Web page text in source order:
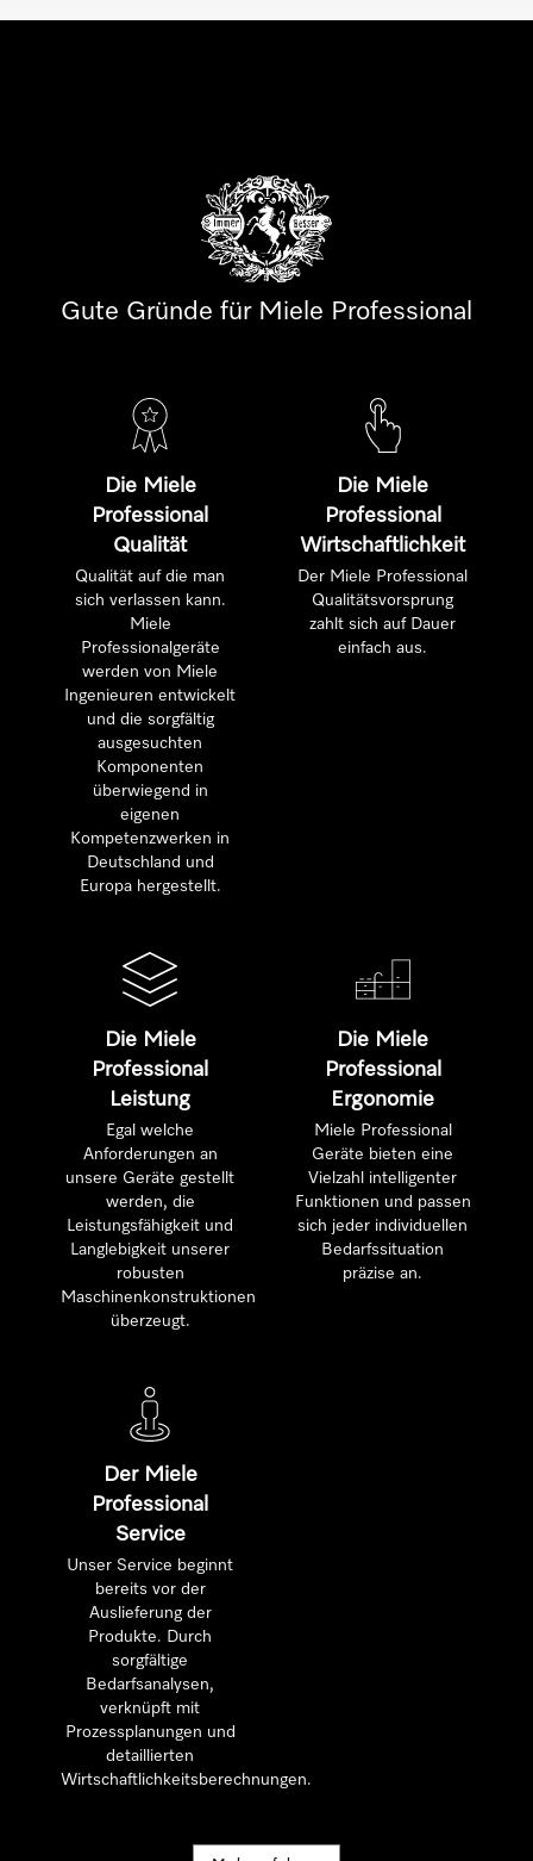
Gute Gründe für Miele Professional
Die Miele
Professional
Qualität
Qualität auf die man
sich verlassen kann.
Miele
Professionalgeräte
werden von Miele
Ingenieuren entwickelt
und die sorgfältig
ausgesuchten
Komponenten
überwiegend in
eigenen
Kompetenzwerken in
Deutschland und
Europa hergestellt.
Die Miele
Professional
Wirtschaftlichkeit
Der Miele Professional
Qualitätsvorsprung
zahlt sich auf Dauer
einfach aus.
Die Miele
Professional
Leistung
Egal welche
Anforderungen an
unsere Geräte gestellt
werden, die
Leistungsfähigkeit und
Langlebigkeit unserer
robusten
Maschinenkonstruktionen
überzeugt.
Die Miele
Professional
Ergonomie
Miele Professional
Geräte bieten eine
Vielzahl intelligenter
Funktionen und passen
sich jeder individuellen
Bedarfssituation
präzise an.
Der Miele
Professional
Service
Unser Service beginnt
bereits vor der
Auslieferung der
Produkte. Durch
sorgfältige
Bedarfsanalysen,
verknüpft mit
Prozessplanungen und
detaillierten
Wirtschaftlichkeitsberechnungen.